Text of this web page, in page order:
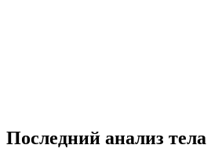
Последний анализ тела